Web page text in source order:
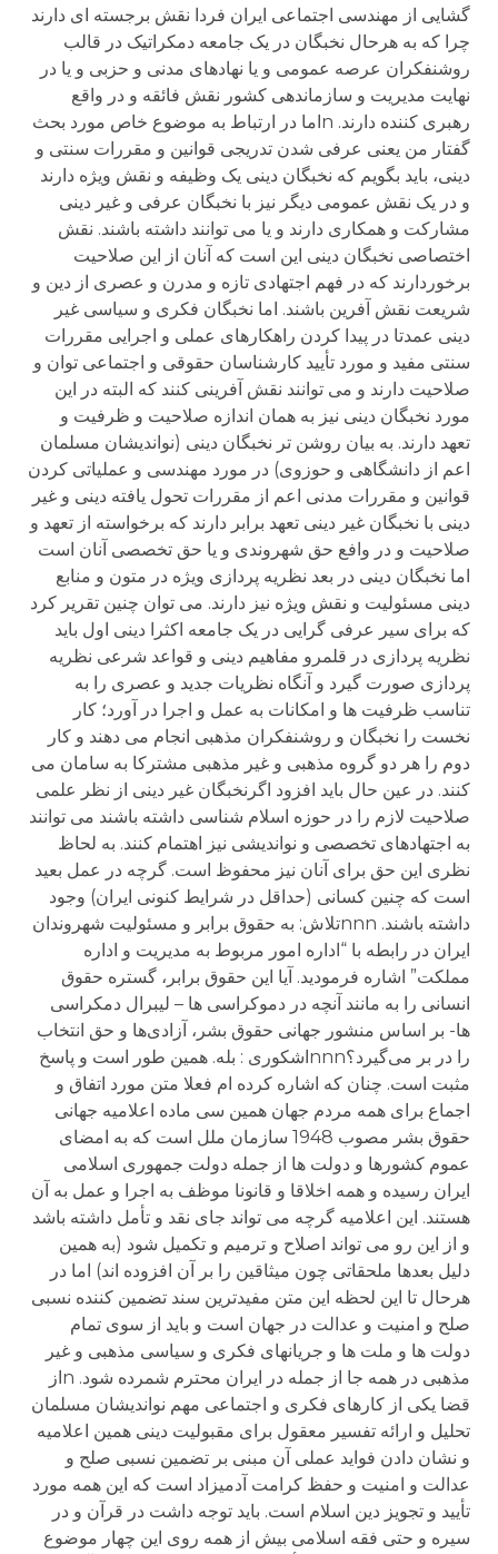
گشایی از مهندسی اجتماعی ایران فردا نقش برجسته ای دارند
چرا که به هرحال نخبگان در یک جامعه دمکراتیک در قالب
روشنفکران عرصه عمومی و یا نهادهای مدنی و حزبی و یا در
نهایت مدیریت و سازماندهی کشور نقش فائقه و در واقع
رهبری کننده دارند. nاما در ارتباط به موضوع خاص مورد بحث
گفتار من یعنی عرفی شدن تدریجی قوانین و مقررات سنتی و
دینی، باید بگویم که نخبگان دینی یک وظیفه و نقش ویژه دارند
و در یک نقش عمومی دیگر نیز با نخبگان عرفی و غیر دینی
مشارکت و همکاری دارند و یا می توانند داشته باشند. نقش
اختصاصی نخبگان دینی این است که آنان از این صلاحیت
برخوردارند که در فهم اجتهادی تازه و مدرن و عصری از دین و
شریعت نقش آفرین باشند. اما نخبگان فکری و سیاسی غیر
دینی عمدتا در پیدا کردن راهکارهای عملی و اجرایی مقررات
سنتی مفید و مورد تأیید کارشناسان حقوقی و اجتماعی توان و
صلاحیت دارند و می توانند نقش آفرینی کنند که البته در این
مورد نخبگان دینی نیز به همان اندازه صلاحیت و ظرفیت و
تعهد دارند. به بیان روشن تر نخبگان دینی (نواندیشان مسلمان
اعم از دانشگاهی و حوزوی) در مورد مهندسی و عملیاتی کردن
قوانین و مقررات مدنی اعم از مقررات تحول یافته دینی و غیر
دینی با نخبگان غیر دینی تعهد برابر دارند که برخواسته از تعهد و
صلاحیت و در وافع حق شهروندی و یا حق تخصصی آنان است
اما نخبگان دینی در بعد نظریه پردازی ویژه در متون و منابع
دینی مسئولیت و نقش ویژه نیز دارند. می توان چنین تقریر کرد
که برای سیر عرفی گرایی در یک جامعه اکثرا دینی اول باید
نظریه پردازی در قلمرو مفاهیم دینی و قواعد شرعی نظریه
پردازی صورت گیرد و آنگاه نظریات جدید و عصری را به
تناسب ظرفیت ها و امکانات به عمل و اجرا در آورد؛ کار
نخست را نخبگان و روشنفکران مذهبی انجام می دهند و کار
دوم را هر دو گروه مذهبی و غیر مذهبی مشترکا به سامان می
کنند. در عین حال باید افزود اگرنخبگان غیر دینی از نظر علمی
صلاحیت لازم را در حوزه اسلام شناسی داشته باشند می توانند
به اجتهادهای تخصصی و نواندیشی نیز اهتمام کنند. به لحاظ
نظری این حق برای آنان نیز محفوظ است. گرچه در عمل بعید
است که چنین کسانی (حداقل در شرایط کنونی ایران) وجود
داشته باشند. nnnتلاش: به حقوق برابر و مسئولیت شهروندان
ایران در رابطه با “اداره امور مربوط به مدیریت و اداره
مملکت” اشاره فرمودید. آیا این حقوق برابر، گستره حقوق
انسانی را به مانند آنچه در دموکراسی ها – لیبرال دمکراسی
ها- بر اساس منشور جهانی حقوق بشر، آزادی‌ها و حق انتخاب
را در بر می‌گیرد؟nnnاشکوری : بله. همین طور است و پاسخ
مثبت است. چنان که اشاره کرده ام فعلا متن مورد اتفاق و
اجماع برای همه مردم جهان همین سی ماده اعلامیه جهانی
حقوق بشر مصوب 1948 سازمان ملل است که به امضای
عموم کشورها و دولت ها از جمله دولت جمهوری اسلامی
ایران رسیده و همه اخلاقا و قانونا موظف به اجرا و عمل به آن
هستند. این اعلامیه گرچه می تواند جای نقد و تأمل داشته باشد
و از این رو می تواند اصلاح و ترمیم و تکمیل شود (به همین
دلیل بعدها ملحقاتی چون میثاقین را بر آن افزوده اند) اما در
هرحال تا این لحظه این متن مفیدترین سند تضمین کننده نسبی
صلح و امنیت و عدالت در جهان است و باید از سوی تمام
دولت ها و ملت ها و جریانهای فکری و سیاسی مذهبی و غیر
مذهبی در همه جا از جمله در ایران محترم شمرده شود. nاز
قضا یکی از کارهای فکری و اجتماعی مهم نواندیشان مسلمان
تحلیل و ارائه تفسیر معقول برای مقبولیت دینی همین اعلامیه
و نشان دادن فواید عملی آن مبنی بر تضمین نسبی صلح و
عدالت و امنیت و حفظ کرامت آدمیزاد است که این همه مورد
تأیید و تجویز دین اسلام است. باید توجه داشت در قرآن و در
سیره و حتی فقه اسلامی بیش از همه روی این چهار موضوع